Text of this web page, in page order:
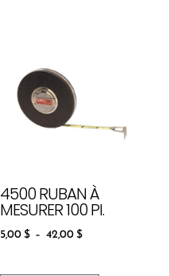
4500 RUBAN À
MESURER 100 PI.
5,00 $ – 42,00 $